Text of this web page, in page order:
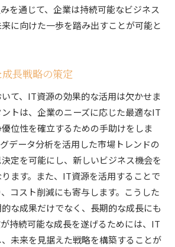
を通じて、企業は持続可能なビジネス
に向けた一歩を踏み出すことが可能と
長戦略の策定
て、IT資源の効果的な活用は欠かせま
トは、企業のニーズに応じた最適なIT
位性を確立するための手助けをしま
データ分析を活用した市場トレンドの
定を可能にし、新しいビジネス機会を
ます。また、IT資源を活用することで
コスト削減にも寄与します。こうした
な成果だけでなく、長期的な成長にも
持続可能な成長を遂げるためには、IT
未来を見据えた戦略を構築することが